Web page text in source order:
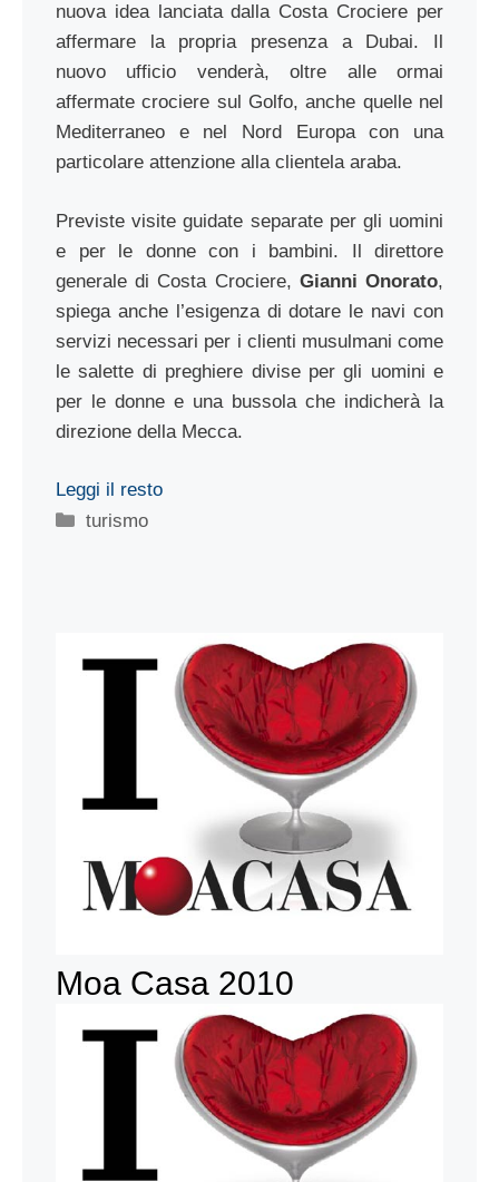
nuova idea lanciata dalla Costa Crociere per
affermare la propria presenza a Dubai. Il
nuovo ufficio venderà, oltre alle ormai
affermate crociere sul Golfo, anche quelle nel
Mediterraneo e nel Nord Europa con una
particolare attenzione alla clientela araba.
Previste visite guidate separate per gli uomini
e per le donne con i bambini. Il direttore
generale di Costa Crociere, Gianni Onorato,
spiega anche l’esigenza di dotare le navi con
servizi necessari per i clienti musulmani come
le salette di preghiere divise per gli uomini e
per le donne e una bussola che indicherà la
direzione della Mecca.
Leggi il resto
Categorie
turismo
Moa Casa 2010